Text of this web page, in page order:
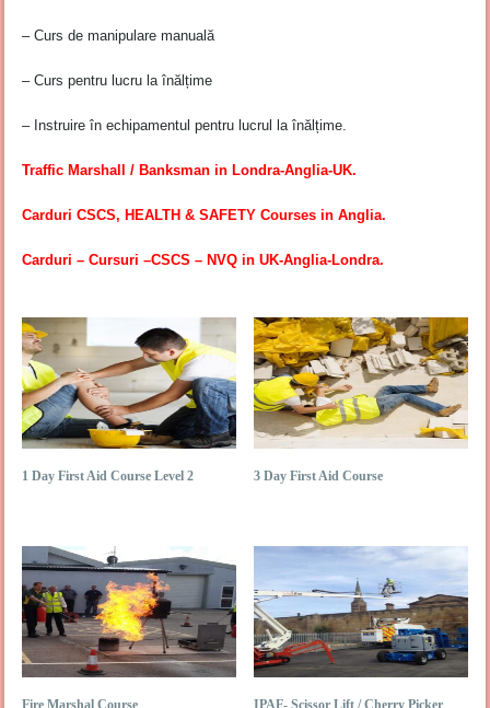
– Curs de manipulare manuală
– Curs pentru lucru la înălțime
– Instruire în echipamentul pentru lucrul la înălțime.
Traffic Marshall / Banksman in Londra-Anglia-UK.
Carduri CSCS, HEALTH & SAFETY Courses in Anglia.
Carduri – Cursuri –CSCS – NVQ in UK-Anglia-Londra.
1 Day First Aid Course Level 2 3 Day First Aid Course
Fire Marshal Course IPAF- Scissor Lift / Cherry Picker